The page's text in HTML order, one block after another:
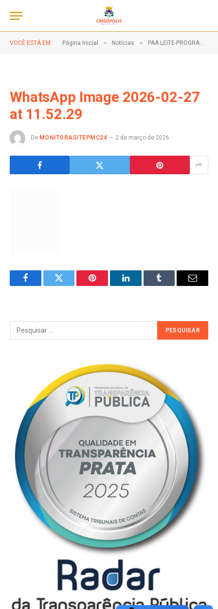
VOCÊ ESTÁ EM: Página Inicial » Notícias » PAA LEITE-PROGRAMA DE AQUISIÇÃO DE ALIMENTOS, CLIQUE NA IMAGEM E VEJA A DATA DA SUA ESCOLA!
WhatsApp Image 2026-02-27
at 11.52.29
De MONITORASITEPMC24 2 de março de 2026
FacebookTwitter Pinterest LinkedInTumblr Email